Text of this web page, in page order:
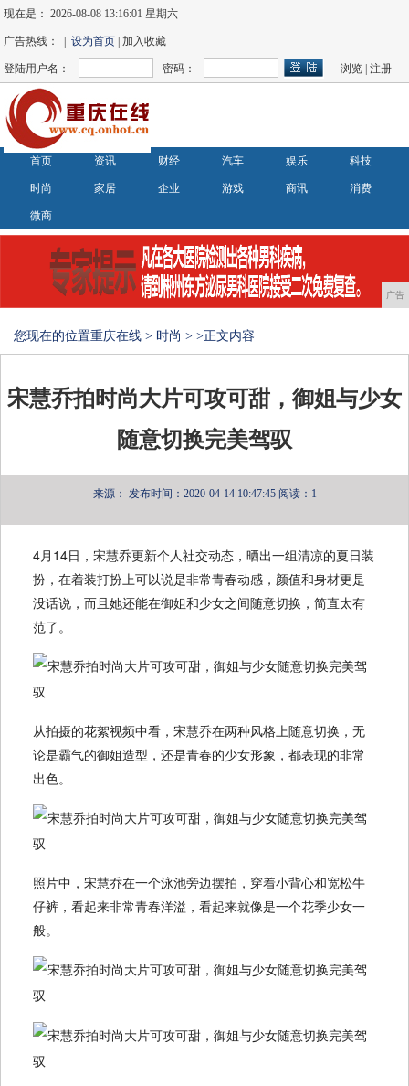
现在是：2026-08-08 13:16:01 星期六
广告热线： |设为首页 | 加入收藏
登陆用户名： 密码： 浏览 |注册
首页 资讯 财经 汽车 娱乐 科技
时尚 家居 企业 游戏 商讯 消费
微商
广告
您现在的位置重庆在线 > 时尚 > >正文内容
宋慧乔拍时尚大片可攻可甜，御姐与少女
随意切换完美驾驭
来源： 发布时间：2020-04-14 10:47:45 阅读：1
4月14日，宋慧乔更新个人社交动态，晒出一组清凉的夏日装
扮，在着装打扮上可以说是非常青春动感，颜值和身材更是
没话说，而且她还能在御姐和少女之间随意切换，简直太有
范了。
从拍摄的花絮视频中看，宋慧乔在两种风格上随意切换，无
论是霸气的御姐造型，还是青春的少女形象，都表现的非常
出色。
照片中，宋慧乔在一个泳池旁边摆拍，穿着小背心和宽松牛
仔裤，看起来非常青春洋溢，看起来就像是一个花季少女一
般。